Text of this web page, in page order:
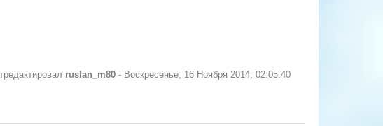
ruslan_m80 - Воскресенье, 16 Ноября 2014, 02:05:40